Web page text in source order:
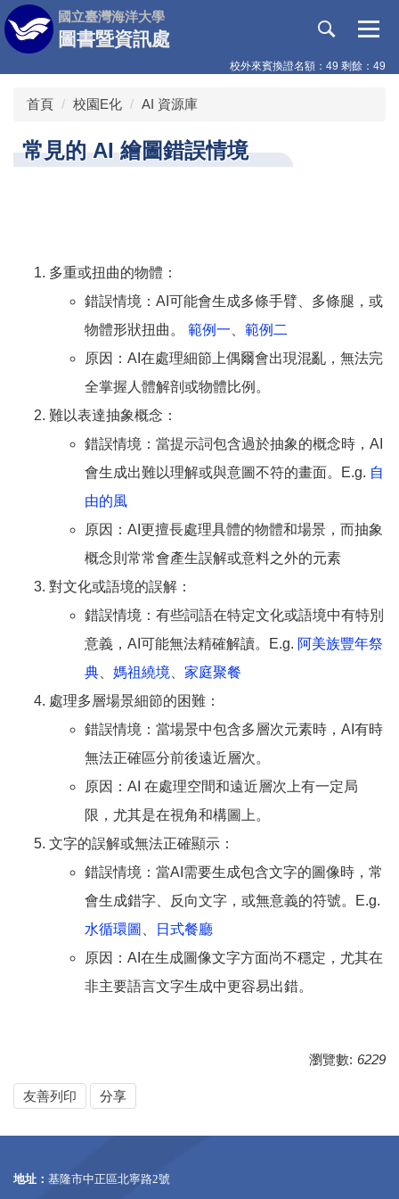
跳
到
主
要
國立臺灣海洋大學
圖書暨資訊處
校外來賓換證名額：49 剩餘：49
首頁 校園E化 AI 資源庫
常見的 AI 繪圖錯誤情境
多重或扭曲的物體：
錯誤情境：AI可能會生成多條手臂、多條腿，或
物體形狀扭曲。 範例一
範例二
原因：AI在處理細節上偶爾會出現混亂，無法完
全掌握人體解剖或物體比例。
難以表達抽象概念：
錯誤情境：當提示詞包含過於抽象的概念時，AI
會生成出難以理解或與意圖不符的畫面。E.g. 自
由的風
原因：AI更擅長處理具體的物體和場景，而抽象
概念則常常會產生誤解或意料之外的元素
對文化或語境的誤解：
錯誤情境：有些詞語在特定文化或語境中有特別
意義，AI可能無法精確解讀。E.g. 阿美族豐年祭
典
媽祖繞境
家庭聚餐
處理多層場景細節的困難：
錯誤情境：當場景中包含多層次元素時，AI有時
無法正確區分前後遠近層次。
原因：AI 在處理空間和遠近層次上有一定局
限，尤其是在視角和構圖上。
文字的誤解或無法正確顯示：
錯誤情境：當AI需要生成包含文字的圖像時，常
會生成錯字、反向文字，或無意義的符號。E.g.
水循環圖
日式餐廳
原因：AI在生成圖像文字方面尚不穩定，尤其在
非主要語言文字生成中更容易出錯。
瀏覽數: 6229
友善列印 分享
地址： 基隆市中正區北寧路2號